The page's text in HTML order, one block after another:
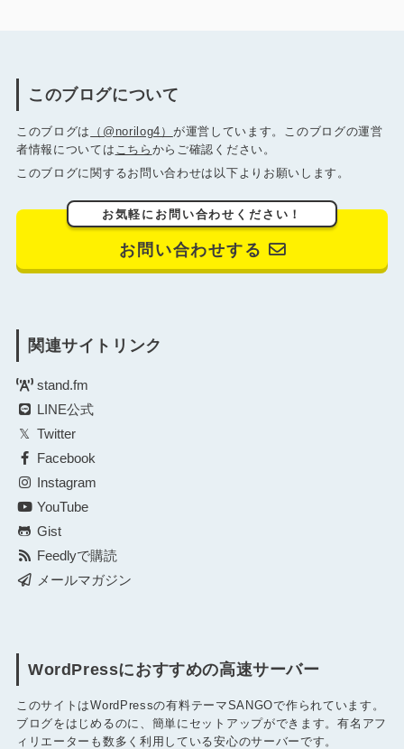
このブログについて
このブログは （@norilog4） が運営しています。このブログの運営
者情報については こちら からご確認ください。
このブログに関するお問い合わせは以下よりお願いします。
お気軽にお問い合わせください！
お問い合わせする
関連サイトリンク
stand.fm
LINE公式
Twitter
Facebook
Instagram
YouTube
Gist
Feedlyで購読
メールマガジン
WordPressにおすすめの高速サーバー
このサイトはWordPressの有料テーマSANGOで作られています。
ブログをはじめるのに、簡単にセットアップができます。有名アフ
ィリエーターも数多く利用している安心のサーバーです。